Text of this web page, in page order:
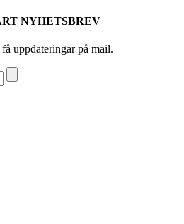
NYHETSBREV
uppdateringar på mail.